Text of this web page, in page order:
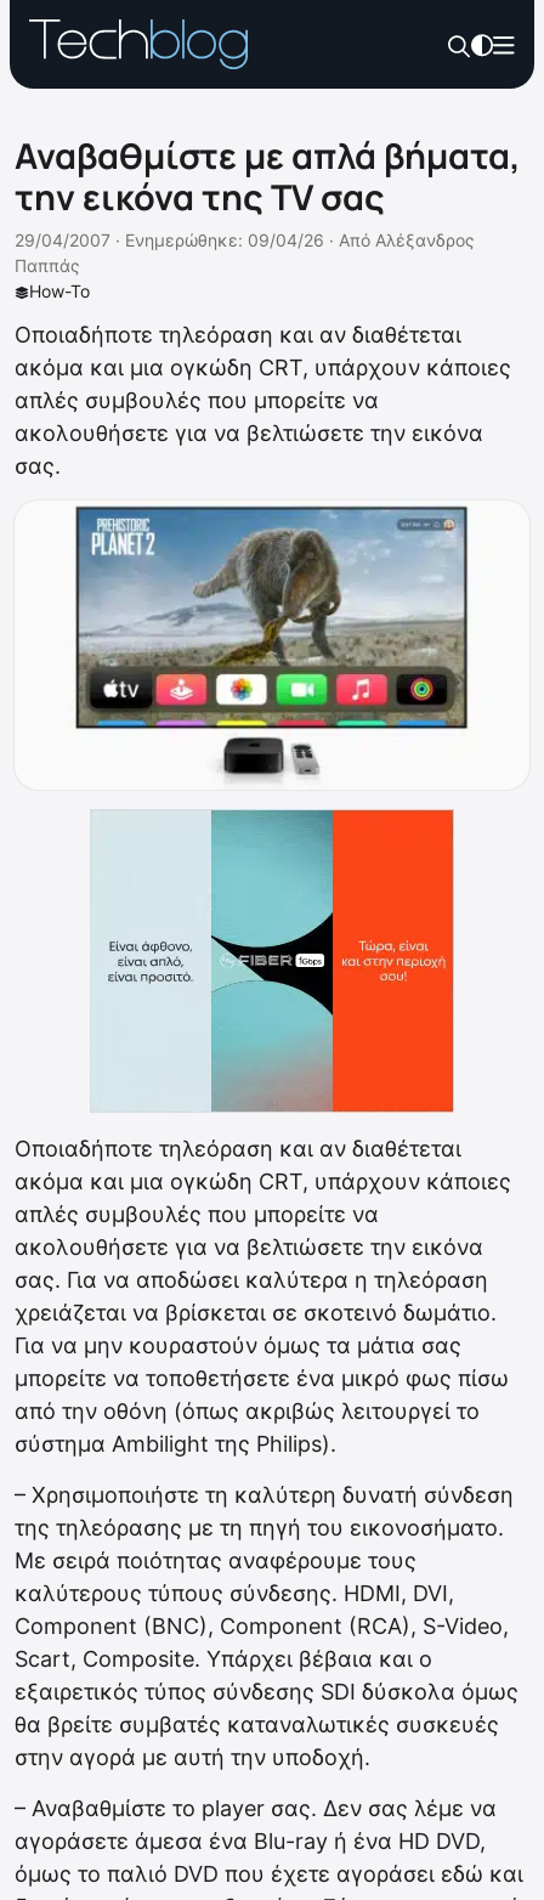
Αναβαθμίστε με απλά βήματα,
την εικόνα της TV σας
How-To
29/04/2007 · Ενημερώθηκε: 09/04/26 · Από Αλέξανδρος
Παππάς
Οποιαδήποτε τηλεόραση και αν διαθέτεται
ακόμα και μια ογκώδη CRT, υπάρχουν κάποιες
απλές συμβουλές που μπορείτε να
ακολουθήσετε για να βελτιώσετε την εικόνα
σας.
Οποιαδήποτε τηλεόραση και αν διαθέτεται
ακόμα και μια ογκώδη CRT, υπάρχουν κάποιες
απλές συμβουλές που μπορείτε να
ακολουθήσετε για να βελτιώσετε την εικόνα
σας. Για να αποδώσει καλύτερα η τηλεόραση
χρειάζεται να βρίσκεται σε σκοτεινό δωμάτιο.
Για να μην κουραστούν όμως τα μάτια σας
μπορείτε να τοποθετήσετε ένα μικρό φως πίσω
από την οθόνη (όπως ακριβώς λειτουργεί το
σύστημα Ambilight της Philips).
– Χρησιμοποιήστε τη καλύτερη δυνατή σύνδεση
της τηλεόρασης με τη πηγή του εικονοσήματο.
Με σειρά ποιότητας αναφέρουμε τους
καλύτερους τύπους σύνδεσης. HDMI, DVI,
Component (BNC), Component (RCA), S-Video,
Scart, Composite. Υπάρχει βέβαια και ο
εξαιρετικός τύπος σύνδεσης SDI δύσκολα όμως
θα βρείτε συμβατές καταναλωτικές συσκευές
στην αγορά με αυτή την υποδοχή.
– Αναβαθμίστε το player σας. Δεν σας λέμε να
αγοράσετε άμεσα ένα Blu-ray ή ένα HD DVD,
όμως το παλιό DVD που έχετε αγοράσει εδώ και